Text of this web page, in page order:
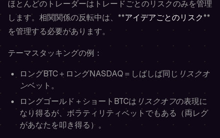
ほとんどのトレーダーはトレードごとのリスクのみを管理
します。相関関係の反転中は、**アイデアごとのリスク**
を管理する必要があります。
テーマスタッキングの例：
ロングBTC＋ロングNASDAQ＝しばしば同じ リスクオ
ンベット。
ロングゴールド＋ショートBTCは リスクオフの表現に
なり得るが、ボラティリティベットでもある（両レグ
があなたを叩き得る）。